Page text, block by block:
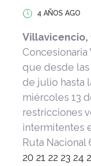
4 AÑOS AGO
Villavicencio,
que desde las
de julio hasta
miércoles 13
restricciones
intermitentes
Ruta Nacional
20 21 22 23 24